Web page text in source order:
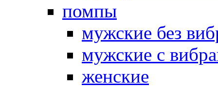
помпы
мужские без
мужские с
женские